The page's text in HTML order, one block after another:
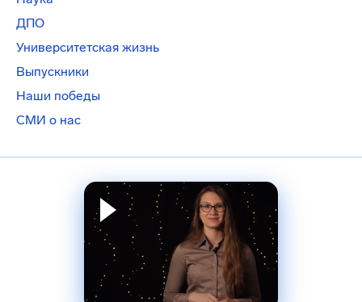
ДПО
Университетская жизнь
Выпускники
Наши победы
СМИ о нас